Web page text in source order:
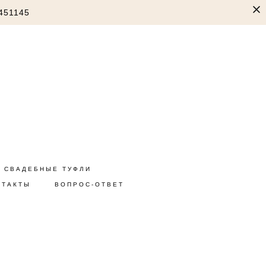
СВАДЕБНЫЕ ТУФЛИ
ВОПРОС-ОТВЕТ